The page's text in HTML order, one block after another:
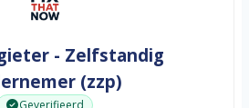
- Zelfstandig
(zzp)
Geverifieerd